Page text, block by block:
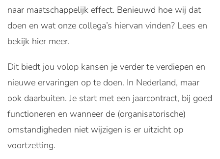
naar maatschappelijk effect. Benieuwd hoe wij dat
doen en wat onze collega’s hiervan vinden? Lees en
bekijk hier meer.
Dit biedt jou volop kansen je verder te verdiepen en
nieuwe ervaringen op te doen. In Nederland, maar
ook daarbuiten. Je start met een jaarcontract, bij goed
functioneren en wanneer de (organisatorische)
omstandigheden niet wijzigen is er uitzicht op
voortzetting.